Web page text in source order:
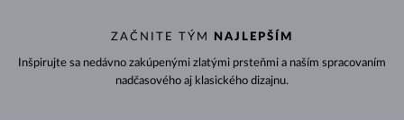
ZAČNITE TÝM NAJLEPŠÍM
Inšpirujte sa nedávno zakúpenými zlatými prsteňmi a naším spracovaním
nadčasového aj klasického dizajnu.